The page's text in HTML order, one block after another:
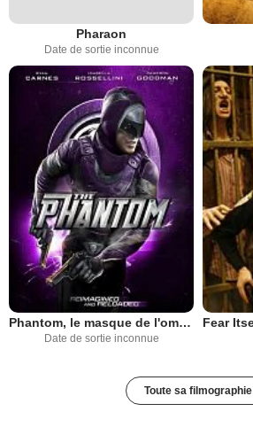
Pharaon
Date de sortie inconnue
Phantom, le masque de l'ombre
Date de sortie inconnue
Toute sa filmographie